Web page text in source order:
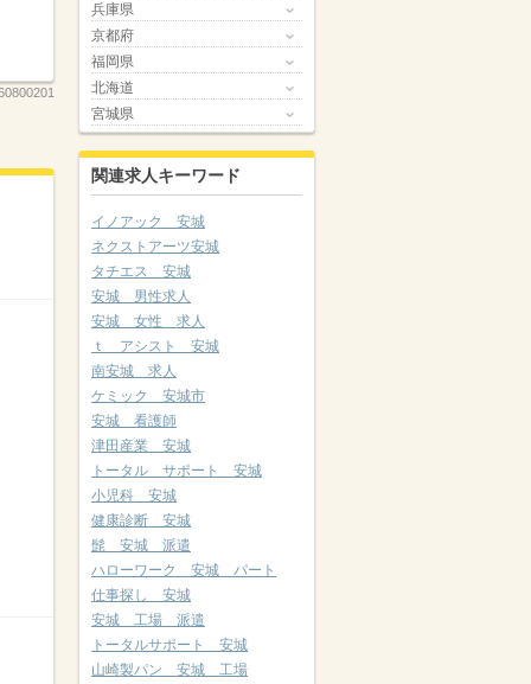
兵庫県
京都府
福岡県
北海道
宮城県
関連求人キーワード
イノアック 安城
ネクストアーツ安城
タチエス 安城
安城 男性求人
安城 女性 求人
ｔ アシスト 安城
南安城 求人
ケミック 安城市
安城 看護師
津田産業 安城
トータル サポート 安城
小児科 安城
健康診断 安城
髭 安城 派遣
ハローワーク 安城 パート
仕事探し 安城
安城 工場 派遣
トータルサポート 安城
山崎製パン 安城 工場